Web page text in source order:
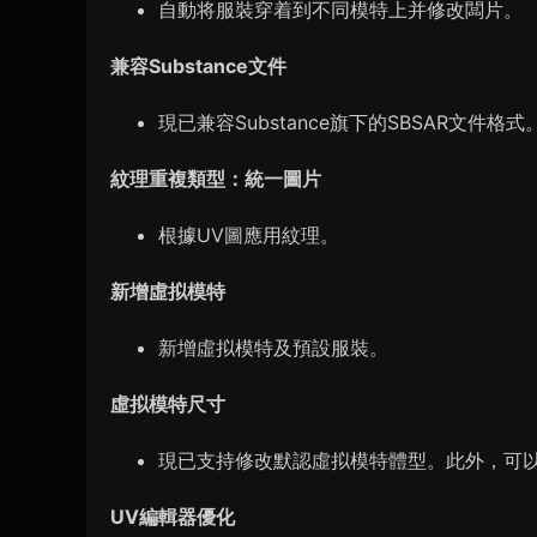
自動将服裝穿着到不同模特上并修改闆片。
兼容Substance文件
現已兼容Substance旗下的SBSAR文件格式。
紋理重複類型：統一圖片
根據UV圖應用紋理。
新增虛拟模特
新增虛拟模特及預設服裝。
虛拟模特尺寸
現已支持修改默認虛拟模特體型。此外，可
UV編輯器優化